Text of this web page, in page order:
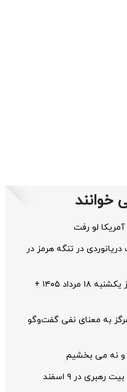
خوانند
لو رفت
دریانوردی در تنگه هرمز در
قیمت دلار و قیمت یورو امروز یکشنبه ۱۸ مرداد ۱۴۰۵ +
به معنای نفی گفت‌وگو
و نه می بخشیم
در ۹ اسفند